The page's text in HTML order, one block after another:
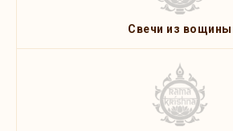
Свечи из вощины